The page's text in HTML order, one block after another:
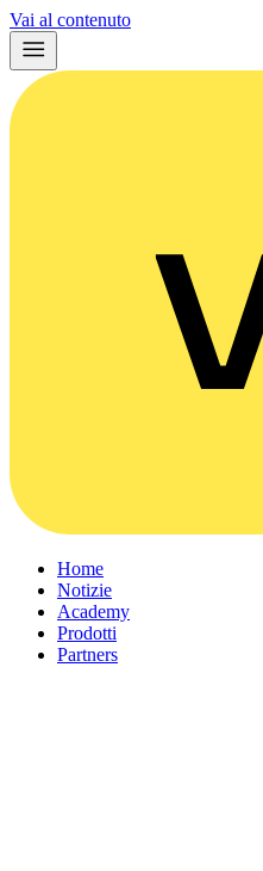
Vai al contenuto
Home
Notizie
Academy
Prodotti
Partners